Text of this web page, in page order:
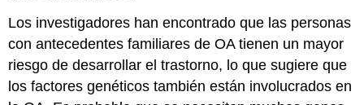
Los investigadores han encontrado que las personas
con antecedentes familiares de OA tienen un mayor
riesgo de desarrollar el trastorno, lo que sugiere que
los factores genéticos también están involucrados en